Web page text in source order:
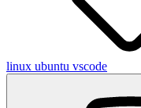
linux ubuntu vscode